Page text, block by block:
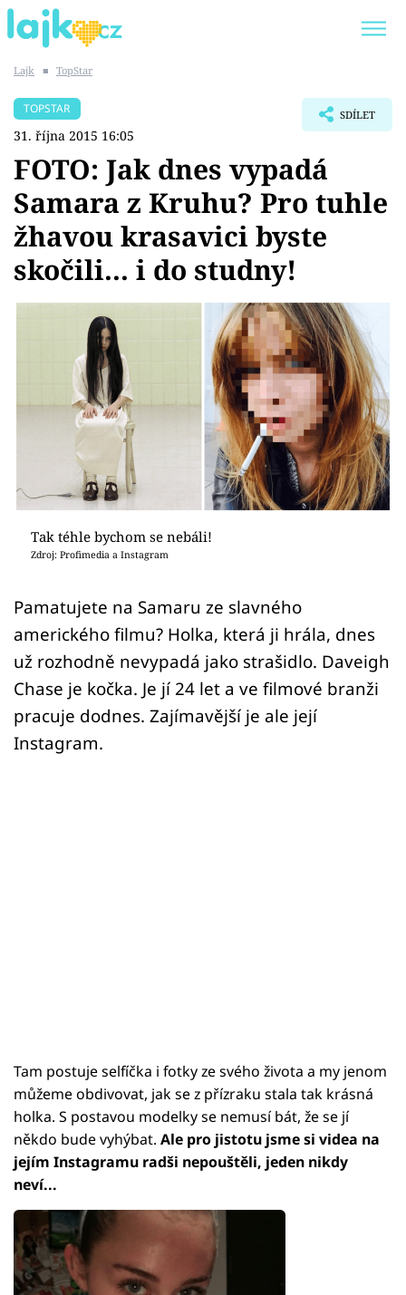
SHOPAHOLICADEL
Témata
Showbyznys
Youtubeři
Virály
Sex a vztahy
Sledujte prima+
Přihlášení
Sledujte nás
Lajk ■ TopStar
TOPSTAR
31. října 2015 16:05
SDÍLET
FOTO: Jak dnes vypadá
Samara z Kruhu? Pro tuhle
žhavou krasavici byste
skočili... i do studny!
Tak téhle bychom se nebáli!
Zdroj: Profimedia a Instagram
Pamatujete na Samaru ze slavného
amerického filmu? Holka, která ji hrála, dnes
už rozhodně nevypadá jako strašidlo. Daveigh
Chase je kočka. Je jí 24 let a ve filmové branži
pracuje dodnes. Zajímavější je ale její
Instagram.
Tam postuje selfíčka i fotky ze svého života a my jenom
můžeme obdivovat, jak se z přízraku stala tak krásná
holka. S postavou modelky se nemusí bát, že se jí
někdo bude vyhýbat. Ale pro jistotu jsme si videa na
jejím Instagramu radši nepouštěli, jeden nikdy
neví...